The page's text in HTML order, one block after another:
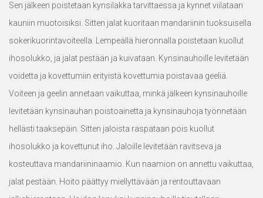
Sen jälkeen poistetaan kynsilakka tarvittaessa ja kynnet viilataan
kauniin muotoisiksi. Sitten jalat kuoritaan mandariinin tuoksuisella
sokerikuorintavoiteella. Lempeällä hieronnalla poistetaan kuollut
ihosolukko, ja jalat pestään ja kuivataan. Kynsinauhoille levitetään
voidetta ja kovettumiin erityistä kovettumia poistavaa geeliä.
Voiteen ja geelin annetaan vaikuttaa, minkä jälkeen kynsinauhoille
levitetään kynsinauhan poistoainetta ja kynsinauhoja työnnetään
hellästi taaksepäin. Sitten jaloista raspataan pois kuollut
ihosolukko ja kovettunut iho. Jaloille levitetään ravitseva ja
kosteuttava mandariininaamio. Kun naamion on annettu vaikuttaa,
jalat pestään. Hoito päättyy miellyttävään ja rentouttavaan